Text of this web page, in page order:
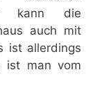
kann die
auch mit
ist allerdings
ist man vom